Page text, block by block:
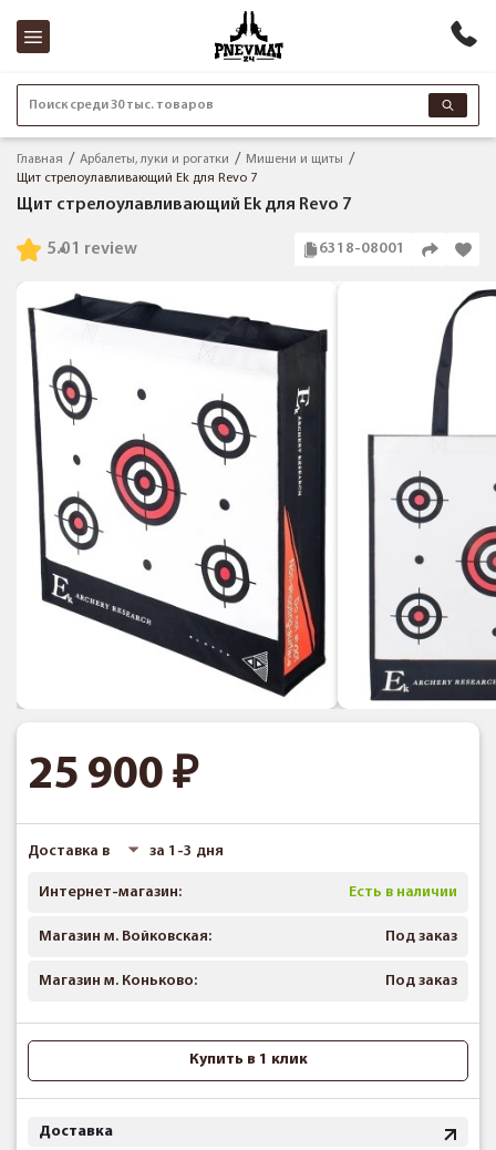
Поиск среди 30 тыс. товаров
Главная Арбалеты, луки и рогатки
Мишени и щиты
Щит стрелоулавливающий Ek для Revo 7
Щит стрелоулавливающий Ek для Revo 7
1 review
5.0 6318-08001
25 900
Доставка в за 1-3 дня
Интернет-магазин: Есть в наличии
Магазин м. Войковская: Под заказ
Магазин м. Коньково: Под заказ
Купить в 1 клик
Доставка